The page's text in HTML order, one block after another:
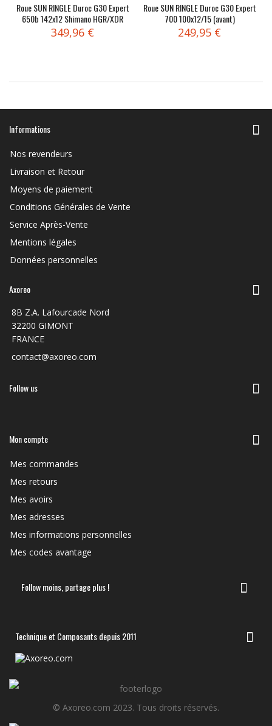
Roue SUN RINGLE Duroc G30 Expert
650b 142x12 Shimano HGR/XDR
(arrière)
349,96 €
Roue SUN RINGLE Duroc G30 Expert
700 100x12/15 (avant)
249,95 €
Informations
Nos revendeurs
Livraison et Retour
Moyens de paiement
Conditions Générales de Vente
Service Après-Vente
Mentions légales
Données personnelles
Axoreo
8B Z.A. Lafourcade Nord
32200 GIMONT
FRANCE
contact@axoreo.com
Follow us
Mon compte
Mes commandes
Mes retours
Mes avoirs
Mes adresses
Mes informations personnelles
Mes codes avantage
Follow moins, partage plus !
Technique et Composants depuis 2011
© Axoreo.com 2023. Tous droits réservés.